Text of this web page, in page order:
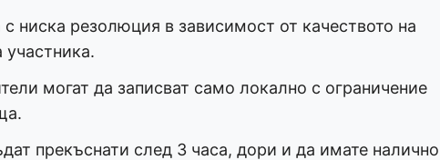
ниска резолюция в зависимост от качеството на
участника.
могат да записват само локално с ограничение
прекъснати след 3 часа, дори и да имате налично